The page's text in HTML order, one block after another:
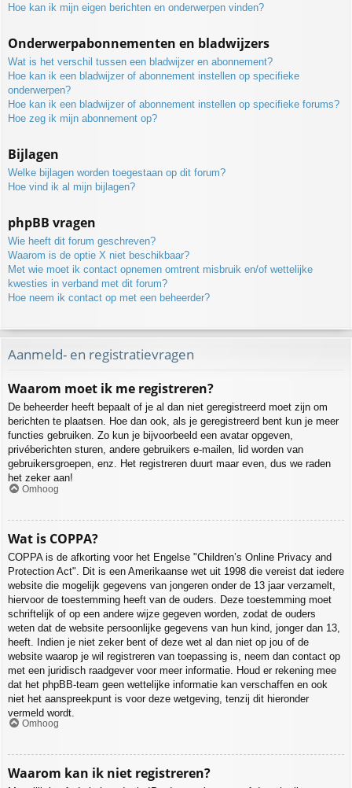
Hoe kan ik mijn eigen berichten en onderwerpen vinden?
Onderwerpabonnementen en bladwijzers
Wat is het verschil tussen een bladwijzer en abonnement?
Hoe kan ik een bladwijzer of abonnement instellen op specifieke
onderwerpen?
Hoe kan ik een bladwijzer of abonnement instellen op specifieke forums?
Hoe zeg ik mijn abonnement op?
Bijlagen
Welke bijlagen worden toegestaan op dit forum?
Hoe vind ik al mijn bijlagen?
phpBB vragen
Wie heeft dit forum geschreven?
Waarom is de optie X niet beschikbaar?
Met wie moet ik contact opnemen omtrent misbruik en/of wettelijke
kwesties in verband met dit forum?
Hoe neem ik contact op met een beheerder?
Aanmeld- en registratievragen
Waarom moet ik me registreren?
De beheerder heeft bepaalt of je al dan niet geregistreerd moet zijn om
berichten te plaatsen. Hoe dan ook, als je geregistreerd bent kun je meer
functies gebruiken. Zo kun je bijvoorbeeld een avatar opgeven,
privéberichten sturen, andere gebruikers e-mailen, lid worden van
gebruikersgroepen, enz. Het registreren duurt maar even, dus we raden
het zeker aan!
Omhoog
Wat is COPPA?
COPPA is de afkorting voor het Engelse "Children’s Online Privacy and
Protection Act". Dit is een Amerikaanse wet uit 1998 die vereist dat iedere
website die mogelijk gegevens van jongeren onder de 13 jaar verzamelt,
hiervoor de toestemming heeft van de ouders. Deze toestemming moet
schriftelijk of op een andere wijze gegeven worden, zodat de ouders
weten dat de website persoonlijke gegevens van hun kind, jonger dan 13,
heeft. Indien je niet zeker bent of deze wet al dan niet op jou of de
website waarop je wil registreren van toepassing is, neem dan contact op
met een juridisch raadgever voor meer informatie. Houd er rekening mee
dat het phpBB-team geen wettelijke informatie kan verschaffen en ook
niet het aanspreekpunt is voor deze wetgeving, tenzij dit hieronder
vermeld wordt.
Omhoog
Waarom kan ik niet registreren?